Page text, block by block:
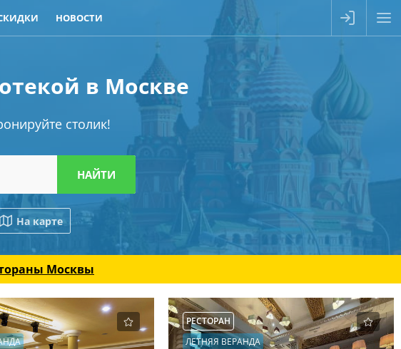
НОВОСТИ
в Москве
столик!
На карте
Москвы
РЕСТОРАН
ЛЕТНЯЯ ВЕРАНДА